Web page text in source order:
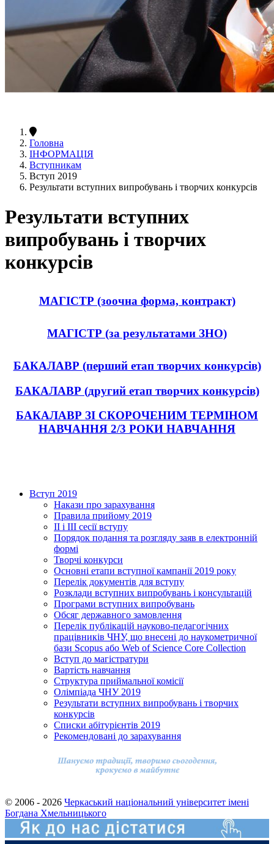
Головна
ІНФОРМАЦІЯ
Вступникам
Вступ 2019
Результати вступних випробувань і творчих конкурсів
Результати вступних
випробувань і творчих
конкурсів
МАГІСТР (зоочна форма, контракт)
МАГІСТР (за результатами ЗНО)
БАКАЛАВР (перший етап творчих конкурсів)
БАКАЛАВР (другий етап творчих конкурсів)
БАКАЛАВР ЗІ СКОРОЧЕНИМ ТЕРМІНОМ
НАВЧАННЯ 2/3 РОКИ НАВЧАННЯ
Вступ 2019
Накази про зарахування
Правила прийому 2019
ІІ і ІІІ сесії вступу
Порядок подання та розгляду заяв в електронній
формі
Творчі конкурси
Основні етапи вступної кампанії 2019 року
Перелік документів для вступу
Розклади вступних випробувань і консультацій
Програми вступних випробувань
Обсяг державного замовлення
Перелік публікацій науково-педагогічних
працівників ЧНУ, що внесені до наукометричної
бази Scopus або Web of Science Core Collection
Вступ до магістратури
Вартість навчання
Структура приймальної комісії
Олімпіада ЧНУ 2019
Результати вступних випробувань і творчих
конкурсів
Cписки абітурієнтів 2019
Рекомендовані до зарахування
© 2006 - 2026 Черкаський національний університет імені
Богдана Хмельницького